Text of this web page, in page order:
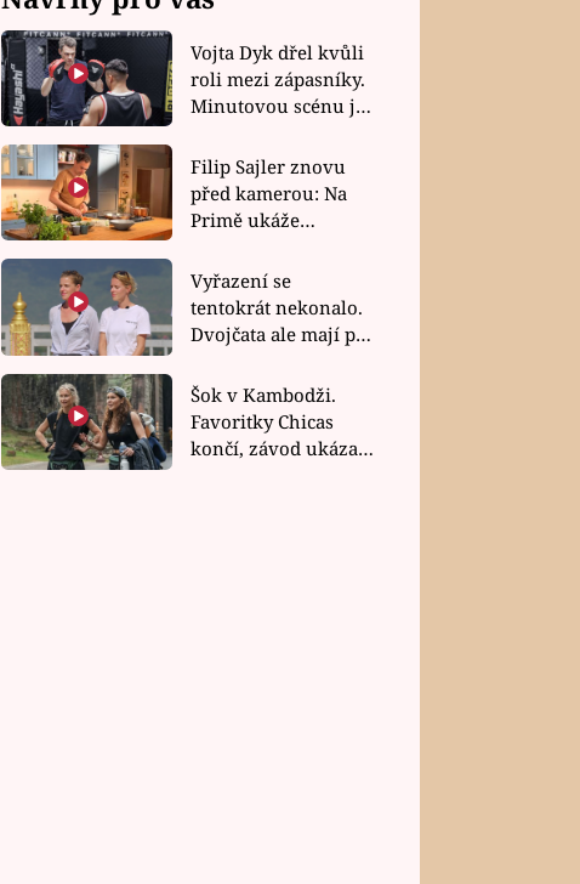
Vojta Dyk dřel kvůli
roli mezi zápasníky.
Minutovou scénu jel
Filip Sajler znovu
před kamerou: Na
Primě ukáže
rychlé recepty
Vyřazení se
tentokrát nekonalo.
Dvojčata ale mají po
závodu nůž na krku
Šok v Kambodži.
Favoritky Chicas
končí, závod ukázal